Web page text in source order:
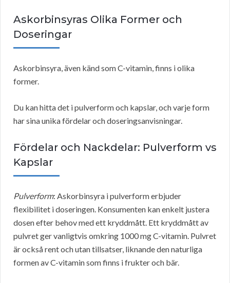
Askorbinsyras Olika Former och
Doseringar
Askorbinsyra, även känd som C-vitamin, finns i olika
former.
Du kan hitta det i pulverform och kapslar, och varje form
har sina unika fördelar och doseringsanvisningar.
Fördelar och Nackdelar: Pulverform vs
Kapslar
Pulverform: Askorbinsyra i pulverform erbjuder
flexibilitet i doseringen. Konsumenten kan enkelt justera
dosen efter behov med ett kryddmått. Ett kryddmått av
pulvret ger vanligtvis omkring 1000 mg C-vitamin. Pulvret
är också rent och utan tillsatser, liknande den naturliga
formen av C-vitamin som finns i frukter och bär.